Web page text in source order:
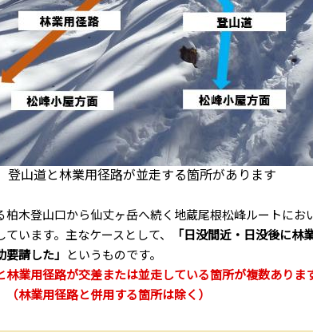
登山道と林業用径路が並走する箇所があります
柏木登山口から仙丈ヶ岳へ続く地蔵尾根松峰ルートに
います。主なケースとして、
「日没間近・日没後に
請した」 というものです。
林業用径路が交差または並走している箇所が複数あり
（林業用径路と併用する箇所は除く）